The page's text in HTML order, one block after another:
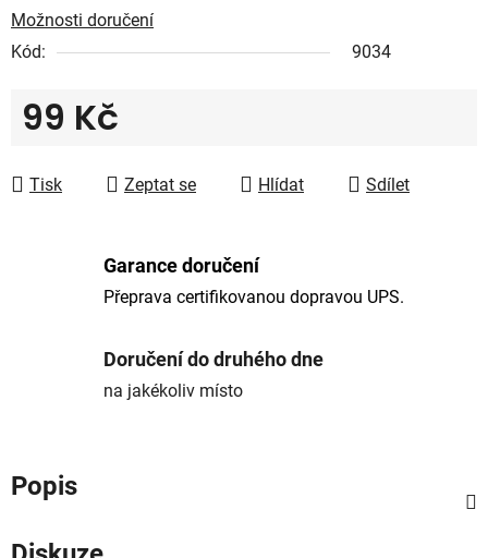
Možnosti doručení
Kód:
9034
99 Kč
Tisk
Zeptat se Hlídat Sdílet
Garance doručení
Přeprava certifikovanou dopravou UPS.
Doručení do druhého dne
na jakékoliv místo
Popis